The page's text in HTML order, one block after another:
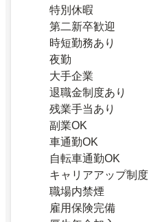
特別休暇
第二新卒歓迎
時短勤務あり
夜勤
大手企業
退職金制度あり
残業手当あり
副業OK
車通勤OK
自転車通勤OK
キャリアアップ制度
職場内禁煙
雇用保険完備